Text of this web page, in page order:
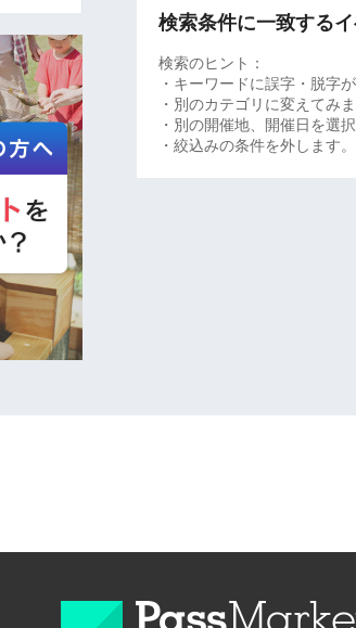
検索条件に一致する
検索のヒント：
・キーワードに誤字・脱字
・別のカテゴリに変えてみま
・別の開催地、開催日を選択
・絞込みの条件を外します。